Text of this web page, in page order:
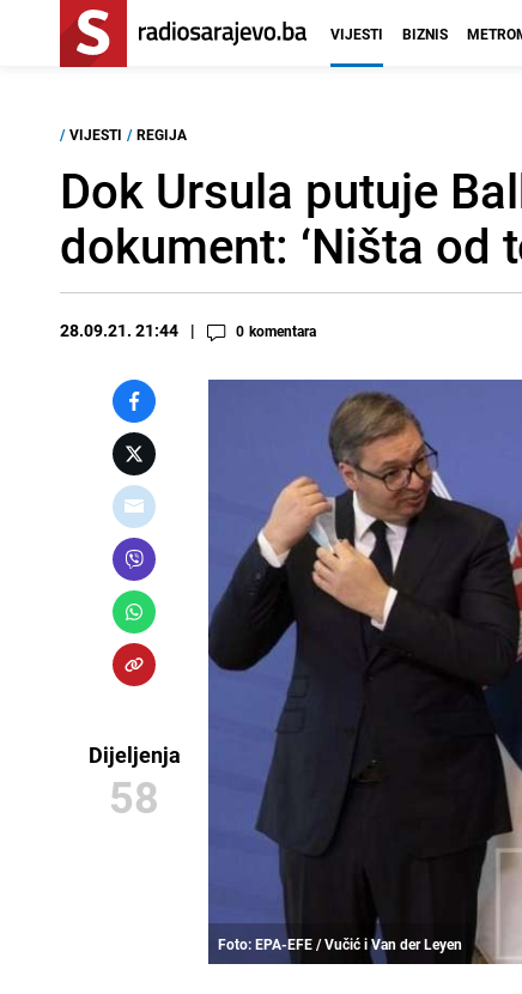
VIJESTI BIZNIS
/ VIJESTI / REGIJA
Dok Ursula putuje
dokument: ‘Ništa od
28.09.21. 21:44 0 komentara
Dijeljenja
58
Foto: EPA-EFE / Vučić i Van der Leyen